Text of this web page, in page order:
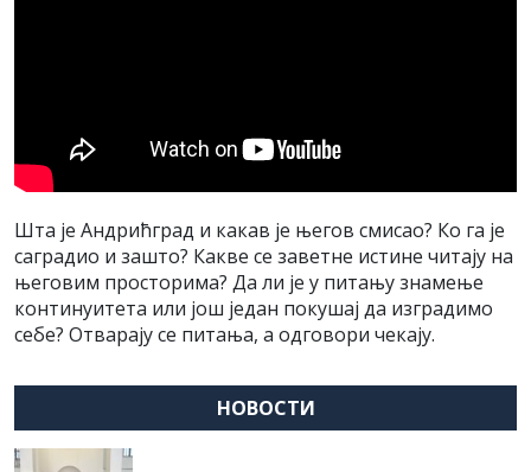
Шта је Андрићград и какав је његов смисао? Ко га је
саградио и зашто? Какве се заветне истине читају на
његовим просторима? Да ли је у питању знамење
континуитета или још један покушај да изградимо
себе? Отварају се питања, а одговори чекају.
НОВОСТИ